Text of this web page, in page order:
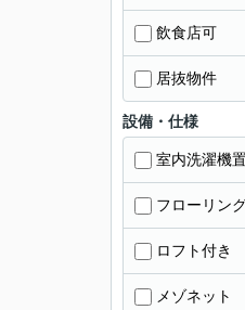
飲食店可
居抜物件
設備・仕様
室内洗濯機
フローリン
ロフト付き
メゾネット